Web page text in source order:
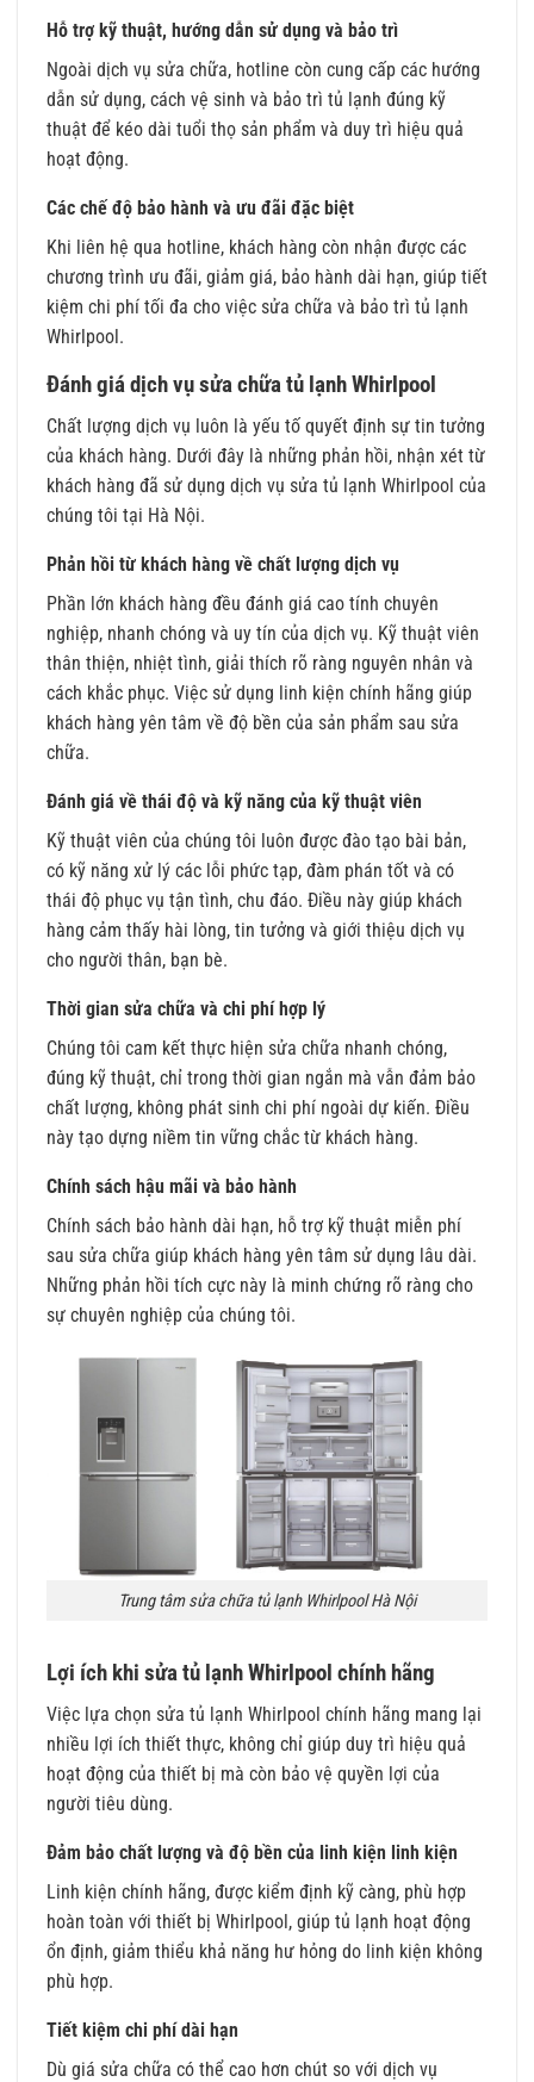
Hỗ trợ kỹ thuật, hướng dẫn sử dụng và bảo trì
Ngoài dịch vụ sửa chữa, hotline còn cung cấp các hướng
dẫn sử dụng, cách vệ sinh và bảo trì tủ lạnh đúng kỹ
thuật để kéo dài tuổi thọ sản phẩm và duy trì hiệu quả
hoạt động.
Các chế độ bảo hành và ưu đãi đặc biệt
Khi liên hệ qua hotline, khách hàng còn nhận được các
chương trình ưu đãi, giảm giá, bảo hành dài hạn, giúp tiết
kiệm chi phí tối đa cho việc sửa chữa và bảo trì tủ lạnh
Whirlpool.
Đánh giá dịch vụ sửa chữa tủ lạnh Whirlpool
Chất lượng dịch vụ luôn là yếu tố quyết định sự tin tưởng
của khách hàng. Dưới đây là những phản hồi, nhận xét từ
khách hàng đã sử dụng dịch vụ sửa tủ lạnh Whirlpool của
chúng tôi tại Hà Nội.
Phản hồi từ khách hàng về chất lượng dịch vụ
Phần lớn khách hàng đều đánh giá cao tính chuyên
nghiệp, nhanh chóng và uy tín của dịch vụ. Kỹ thuật viên
thân thiện, nhiệt tình, giải thích rõ ràng nguyên nhân và
cách khắc phục. Việc sử dụng linh kiện chính hãng giúp
khách hàng yên tâm về độ bền của sản phẩm sau sửa
chữa.
Đánh giá về thái độ và kỹ năng của kỹ thuật viên
Kỹ thuật viên của chúng tôi luôn được đào tạo bài bản,
có kỹ năng xử lý các lỗi phức tạp, đàm phán tốt và có
thái độ phục vụ tận tình, chu đáo. Điều này giúp khách
hàng cảm thấy hài lòng, tin tưởng và giới thiệu dịch vụ
cho người thân, bạn bè.
Thời gian sửa chữa và chi phí hợp lý
Chúng tôi cam kết thực hiện sửa chữa nhanh chóng,
đúng kỹ thuật, chỉ trong thời gian ngắn mà vẫn đảm bảo
chất lượng, không phát sinh chi phí ngoài dự kiến. Điều
này tạo dựng niềm tin vững chắc từ khách hàng.
Chính sách hậu mãi và bảo hành
Chính sách bảo hành dài hạn, hỗ trợ kỹ thuật miễn phí
sau sửa chữa giúp khách hàng yên tâm sử dụng lâu dài.
Những phản hồi tích cực này là minh chứng rõ ràng cho
sự chuyên nghiệp của chúng tôi.
Trung tâm sửa chữa tủ lạnh Whirlpool Hà Nội
Lợi ích khi sửa tủ lạnh Whirlpool chính hãng
Việc lựa chọn sửa tủ lạnh Whirlpool chính hãng mang lại
nhiều lợi ích thiết thực, không chỉ giúp duy trì hiệu quả
hoạt động của thiết bị mà còn bảo vệ quyền lợi của
người tiêu dùng.
Đảm bảo chất lượng và độ bền của linh kiện linh kiện
Linh kiện chính hãng, được kiểm định kỹ càng, phù hợp
hoàn toàn với thiết bị Whirlpool, giúp tủ lạnh hoạt động
ổn định, giảm thiểu khả năng hư hỏng do linh kiện không
phù hợp.
Tiết kiệm chi phí dài hạn
Dù giá sửa chữa có thể cao hơn chút so với dịch vụ